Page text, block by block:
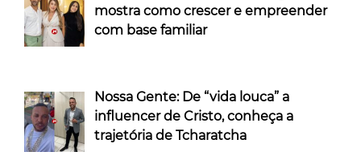
mostra como crescer e empreender
com base familiar
Nossa Gente: De “vida louca” a
influencer de Cristo, conheça a
trajetória de Tcharatcha